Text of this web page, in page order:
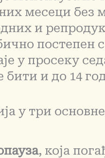
месеци без
и
постепен
у просеку
и до 14
у три
, која